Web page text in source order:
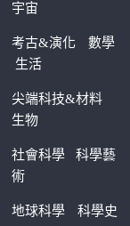
宇宙
考古&演化
數學
生活
尖端科技&材料
生物
社會科學科學藝
術
地球科學 科學史